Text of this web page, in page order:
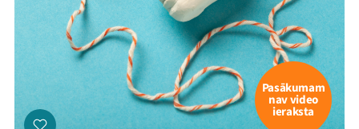
Pasākumam
nav video
ieraksta